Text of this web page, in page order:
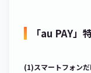
「au PAY」
(1)スマートフォン